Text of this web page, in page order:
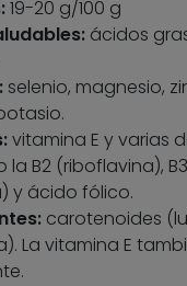
19-20 g/100 g
ácidos
selenio, magnesio,
vitamina E y varias
la B2 (riboflavina),
y ácido fólico.
carotenoides
La vitamina E